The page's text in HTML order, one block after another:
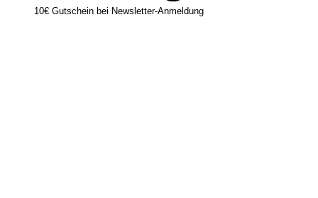
10€ Gutschein bei Newsletter-Anmeldung